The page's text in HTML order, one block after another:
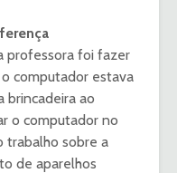
professora foi fazer
computador estava
brincadeira ao
o computador no
trabalho sobre a
de aparelhos